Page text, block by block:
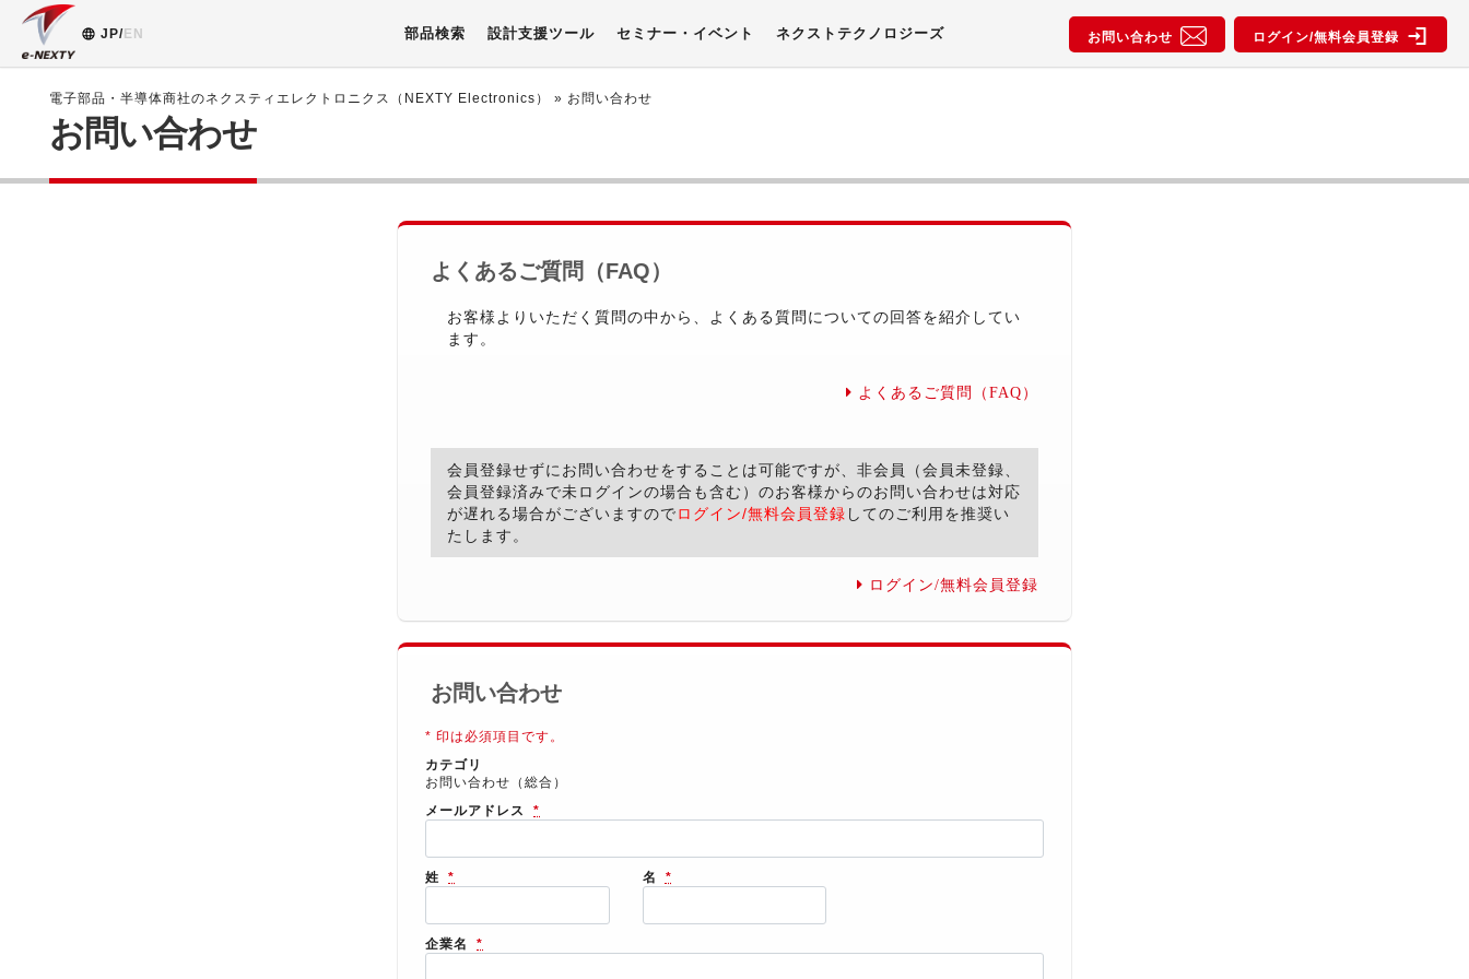
JP/ EN 部品検索 設計支援ツール セミナー・イベント ネクストテクノロジーズ お問い合わせ ログイン/無料会員登録
電子部品・半導体商社のネクスティエレクトロニクス（NEXTY Electronics） » お問い合わせ
お問い合わせ
よくあるご質問（FAQ）
お客様よりいただく質問の中から、よくある質問についての回答を紹介してい
ます。
よくあるご質問（FAQ）
会員登録せずにお問い合わせをすることは可能ですが、非会員（会員未登録、
会員登録済みで未ログインの場合も含む）のお客様からのお問い合わせは対応
が遅れる場合がございますのでログイン/無料会員登録 してのご利用を推奨い
たします。
ログイン/無料会員登録
お問い合わせ
* 印は必須項目です。
カテゴリ
お問い合わせ（総合）
メールアドレス
*
姓 * 名 *
企業名 *